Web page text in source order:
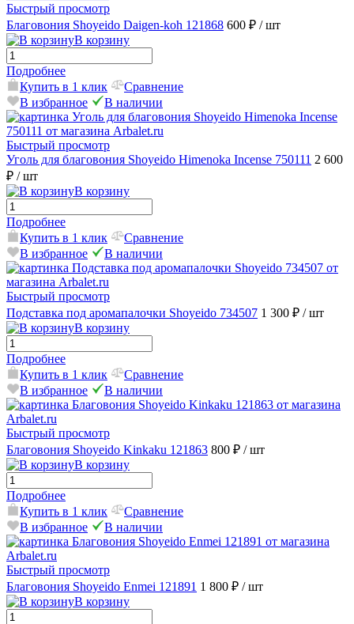
Быстрый просмотр
Благовония Shoyeido Daigen-koh 121868 600 ₽ / шт
В корзину
Подробнее
Купить в 1 клик
Сравнение
В избранное
В наличии
Быстрый просмотр
Уголь для благовония Shoyeido Himenoka Incense 750111 2 600
₽ / шт
В корзину
Подробнее
Купить в 1 клик
Сравнение
В избранное
В наличии
Быстрый просмотр
Подставка под аромапалочки Shoyeido 734507 1 300 ₽ / шт
В корзину
Подробнее
Купить в 1 клик
Сравнение
В избранное
В наличии
Быстрый просмотр
Благовония Shoyeido Kinkaku 121863 800 ₽ / шт
В корзину
Подробнее
Купить в 1 клик
Сравнение
В избранное
В наличии
Быстрый просмотр
Благовония Shoyeido Enmei 121891 1 800 ₽ / шт
В корзину